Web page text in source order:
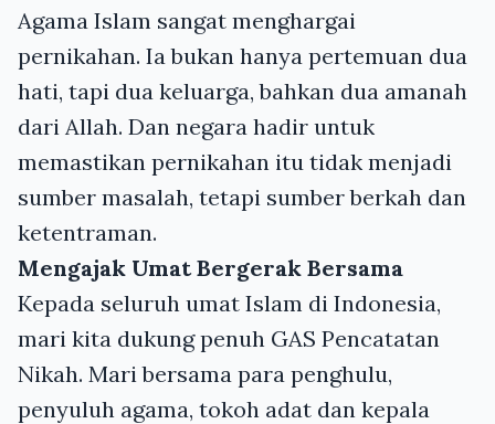
Agama Islam sangat menghargai
pernikahan. Ia bukan hanya pertemuan dua
hati, tapi dua keluarga, bahkan dua amanah
dari Allah. Dan negara hadir untuk
memastikan pernikahan itu tidak menjadi
sumber masalah, tetapi sumber berkah dan
ketentraman.
Mengajak Umat Bergerak Bersama
Kepada seluruh umat Islam di Indonesia,
mari kita dukung penuh GAS Pencatatan
Nikah. Mari bersama para penghulu,
penyuluh agama, tokoh adat dan kepala